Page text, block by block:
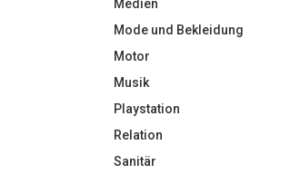
Medien
Mode und Bekleidung
Motor
Musik
Playstation
Relation
Sanitär